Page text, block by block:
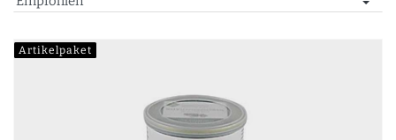
Artikelpaket